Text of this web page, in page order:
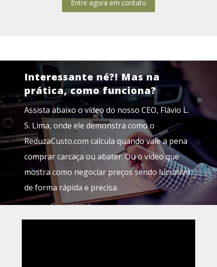
Entre agora em contato
Interessante né?! Mas na
prática, como funciona?
Assista abaixo o vídeo do nosso CEO, Flávio L.
S. Lima, onde ele demonstra como o
ReduzaCusto.com calcula quando vale a pena
comprar carcaça ou abater. Ou o vídeo que
mostra como negociar preços sendo lucrativo
de forma rápida e precisa.